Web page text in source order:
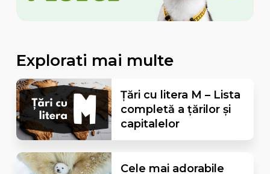
Explorati mai multe
Țări cu litera M – Lista
completă a țărilor și
capitalelor
Cele mai adorabile